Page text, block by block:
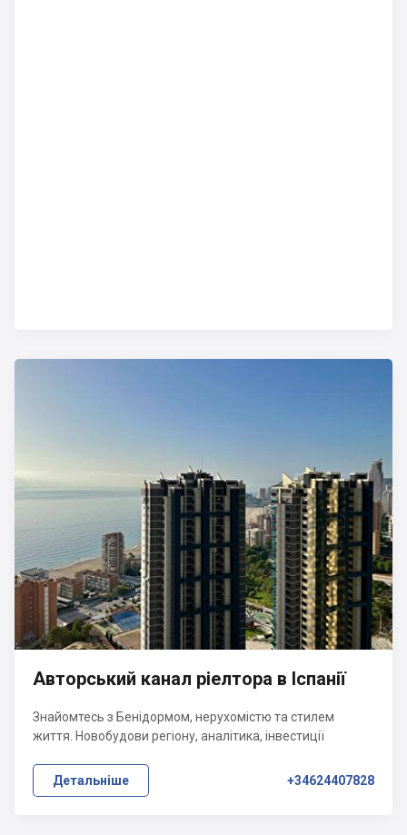
Авторський канал ріелтора в Іспанії
Знайомтесь з Бенідормом, нерухомістю та стилем
життя. Новобудови регіону, аналітика, інвестиції
Детальніше +34624407828